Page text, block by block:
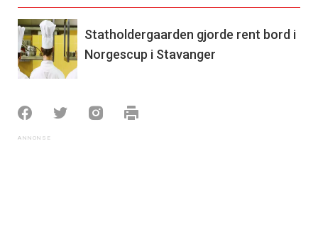
Statholdergaarden gjorde rent bord i
Norgescup i Stavanger